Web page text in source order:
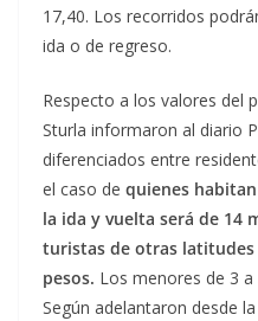
17,40. Los recorridos
ida o de regreso.
Respecto a los valores del
Sturla informaron al diario
diferenciados entre
el caso de quienes
la ida y vuelta será de 14
turistas de otras latitudes
pesos. Los menores de 3
Según adelantaron desde